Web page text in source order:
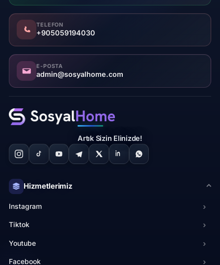
TELEFON
+905059194030
E-POSTA
admin@sosyalhome.com
Artık Sizin Elinizde!
Hizmetlerimiz
Instagram ›
Tiktok ›
Youtube ›
Facebook ›